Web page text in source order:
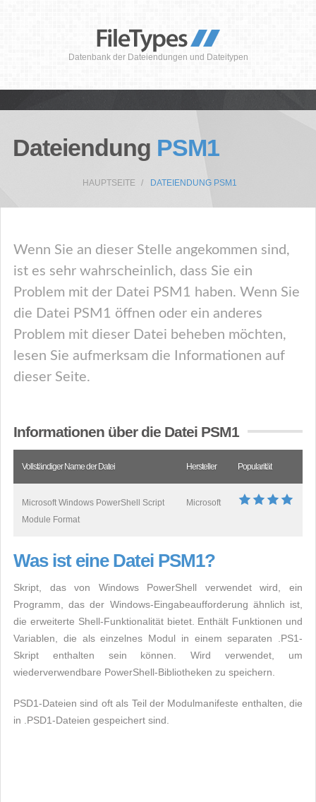
Datenbank der Dateiendungen und Dateitypen
Dateiendung PSM1
HAUPTSEITE DATEIENDUNG PSM1
Wenn Sie an dieser Stelle angekommen sind,
ist es sehr wahrscheinlich, dass Sie ein
Problem mit der Datei PSM1 haben. Wenn Sie
die Datei PSM1 öffnen oder ein anderes
Problem mit dieser Datei beheben möchten,
lesen Sie aufmerksam die Informationen auf
dieser Seite.
Informationen über die Datei PSM1
Vollständiger Name der Datei Hersteller Popularität
Microsoft Windows PowerShell Script
Module Format
Microsoft
Was ist eine Datei PSM1?
Skript, das von Windows PowerShell verwendet wird, ein
Programm, das der Windows-Eingabeaufforderung ähnlich ist,
die erweiterte Shell-Funktionalität bietet. Enthält Funktionen und
Variablen, die als einzelnes Modul in einem separaten .PS1-
Skript enthalten sein können. Wird verwendet, um
wiederverwendbare PowerShell-Bibliotheken zu speichern.
PSD1-Dateien sind oft als Teil der Modulmanifeste enthalten, die
in .PSD1-Dateien gespeichert sind.